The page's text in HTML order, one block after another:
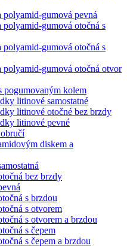
gumová pevná
gumová otočná s
gumová otočná s
gumová otočná otvor
kolem
litinové samostatné
litinové otočné bez brzdy
litinové pevné
diskem a
bez brzdy
s brzdou
s otvorem
s otvorem a brzdou
s čepem
s čepem a brzdou